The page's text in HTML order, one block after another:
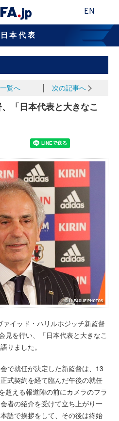
EN
日本代表
一覧へ 次の記事へ
「日本代表と大きなこ
イッド・ハリルホジッチ新監督
見を行い、「日本代表と大きなこ
りました。
で就任が決定した新監督は、13
式契約を経て臨んだ午後の就任
超える報道陣の前にカメラのフラ
者の紹介を受けて立ち上がり一
語で挨拶をして、その後は終始